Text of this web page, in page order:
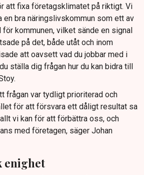
att fixa företagsklimatet på riktigt. Vi
en bra näringslivskommun som ett av
kommunen, vilket sände en signal
på det, både utåt och inom
att oavsett vad du jobbar med i
ställa dig frågan hur du kan bidra till
frågan var tydligt prioriterad och
för att försvara ett dåligt resultat sa
vi kan för att förbättra oss, och
med företagen, säger Johan
enighet